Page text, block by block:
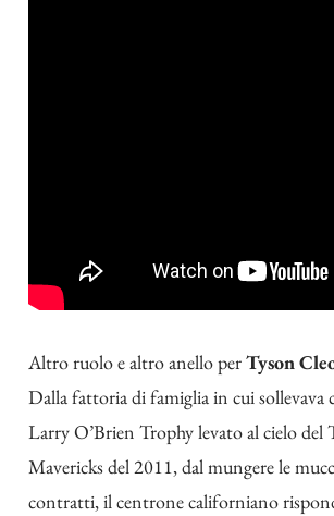
Altro ruolo e altro anello perTyson
Dalla fattoria di famiglia in cui sollevava
Larry O’Brien Trophy levato al cielo del
Mavericks del 2011, dal mungere le
contratti, il centrone californiano